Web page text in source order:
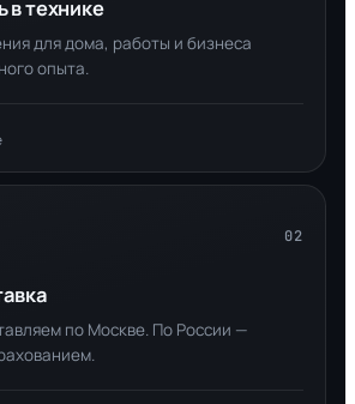
в технике
для дома, работы и бизнеса
опыта.
02
по Москве. По России —